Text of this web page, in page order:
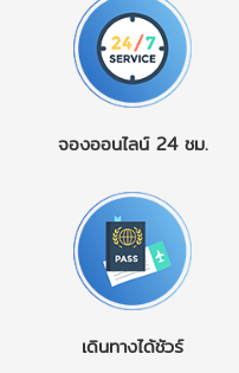
จองออนไลน์ 24 ชม.
เดินทางได้ชัวร์